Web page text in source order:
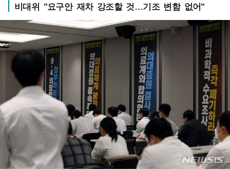
비대위 "요구안 재차 강조할 것…기조 변함 없어"